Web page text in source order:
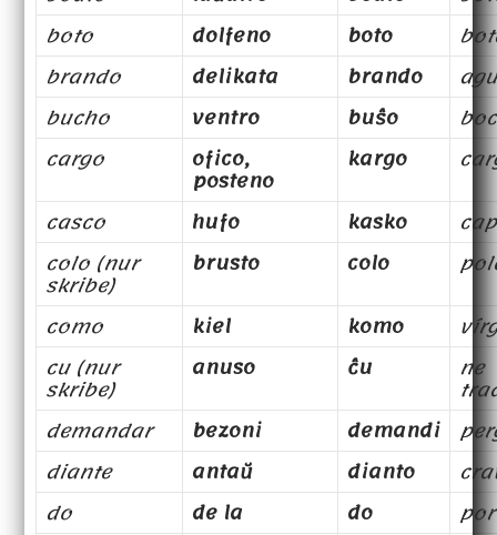
boto
dolfeno boto
brando
delikata brando
bucho
ventro buŝo
cargo
ofico,
posteno
kargo
casco
hufo kasko
colo (nur
skribe)
brusto colo
como
kiel komo
cu (nur
skribe)
anuso ĉu ne
demandar
bezoni demandi
diante
antaŭ dianto
do
de la do